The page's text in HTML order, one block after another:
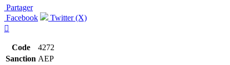
Partager
Facebook
Twitter (X)

Code
4272
Sanction AEP